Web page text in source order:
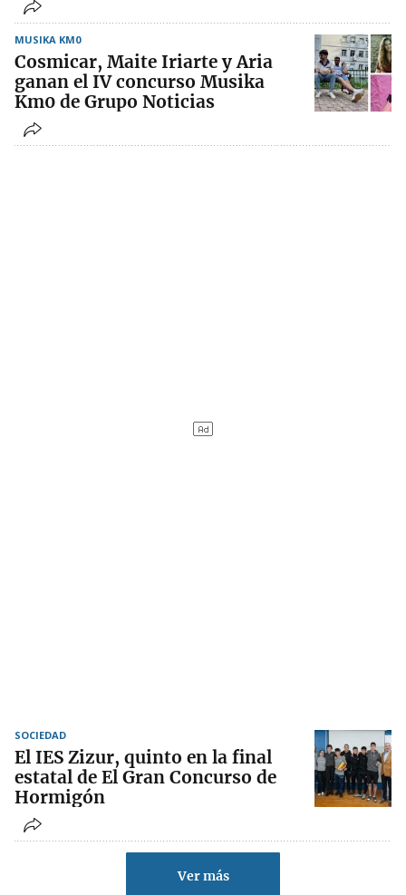
MUSIKA KM0
Cosmicar, Maite Iriarte y Aria
ganan el IV concurso Musika
Km0 de Grupo Noticias
SOCIEDAD
El IES Zizur, quinto en la final
estatal de El Gran Concurso de
Hormigón
Ver más